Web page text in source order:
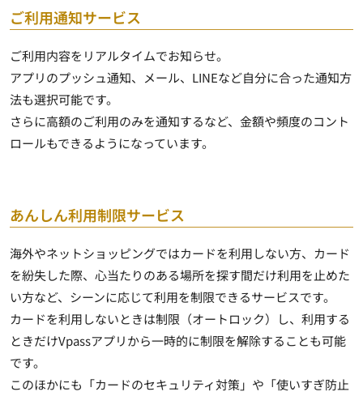
ご利用通知サービス
ご利用内容をリアルタイムでお知らせ。
アプリのプッシュ通知、メール、LINEなど自分に合った通知方
法も選択可能です。
さらに高額のご利用のみを通知するなど、 金額や頻度のコント
ロールもできるようになっています。
あんしん利用制限サービス
海外やネットショッピングではカードを利用しない方、カード
を紛失した際、心当たりのある場所を探す間だけ利用を止めた
い方など、シーンに応じて利用を制限できるサービスです。
カードを利用しないときは制限（オートロック）し、 利用する
ときだけVpassアプリから一時的に制限を解除することも可能
です。
このほかにも「カードのセキュリティ対策」や「使いすぎ防止